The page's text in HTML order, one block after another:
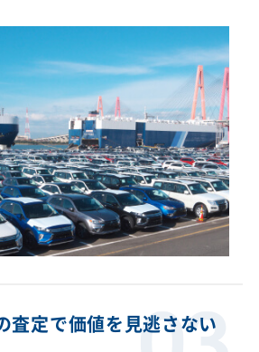
査定で価値を見逃さない